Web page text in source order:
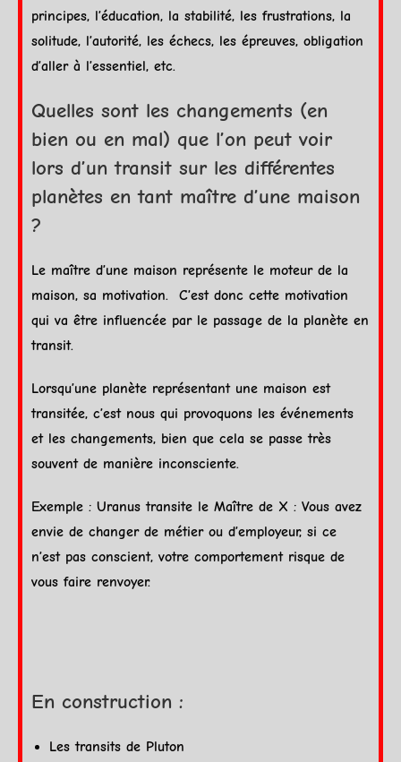
principes, l’éducation, la stabilité, les frustrations, la
solitude, l’autorité, les échecs, les épreuves, obligation
d’aller à l’essentiel, etc.
Quelles sont les changements (en
bien ou en mal) que l’on peut voir
lors d’un transit sur les différentes
planètes en tant maître d’une maison
?
Le maître d’une maison représente le moteur de la
maison, sa motivation. C’est donc cette motivation
qui va être influencée par le passage de la planète en
transit.
Lorsqu’une planète représentant une maison est
transitée, c’est nous qui provoquons les événements
et les changements, bien que cela se passe très
souvent de manière inconsciente.
Exemple : Uranus transite le Maître de X : Vous avez
envie de changer de métier ou d’employeur, si ce
n’est pas conscient, votre comportement risque de
vous faire renvoyer.
En construction :
Les transits de Pluton